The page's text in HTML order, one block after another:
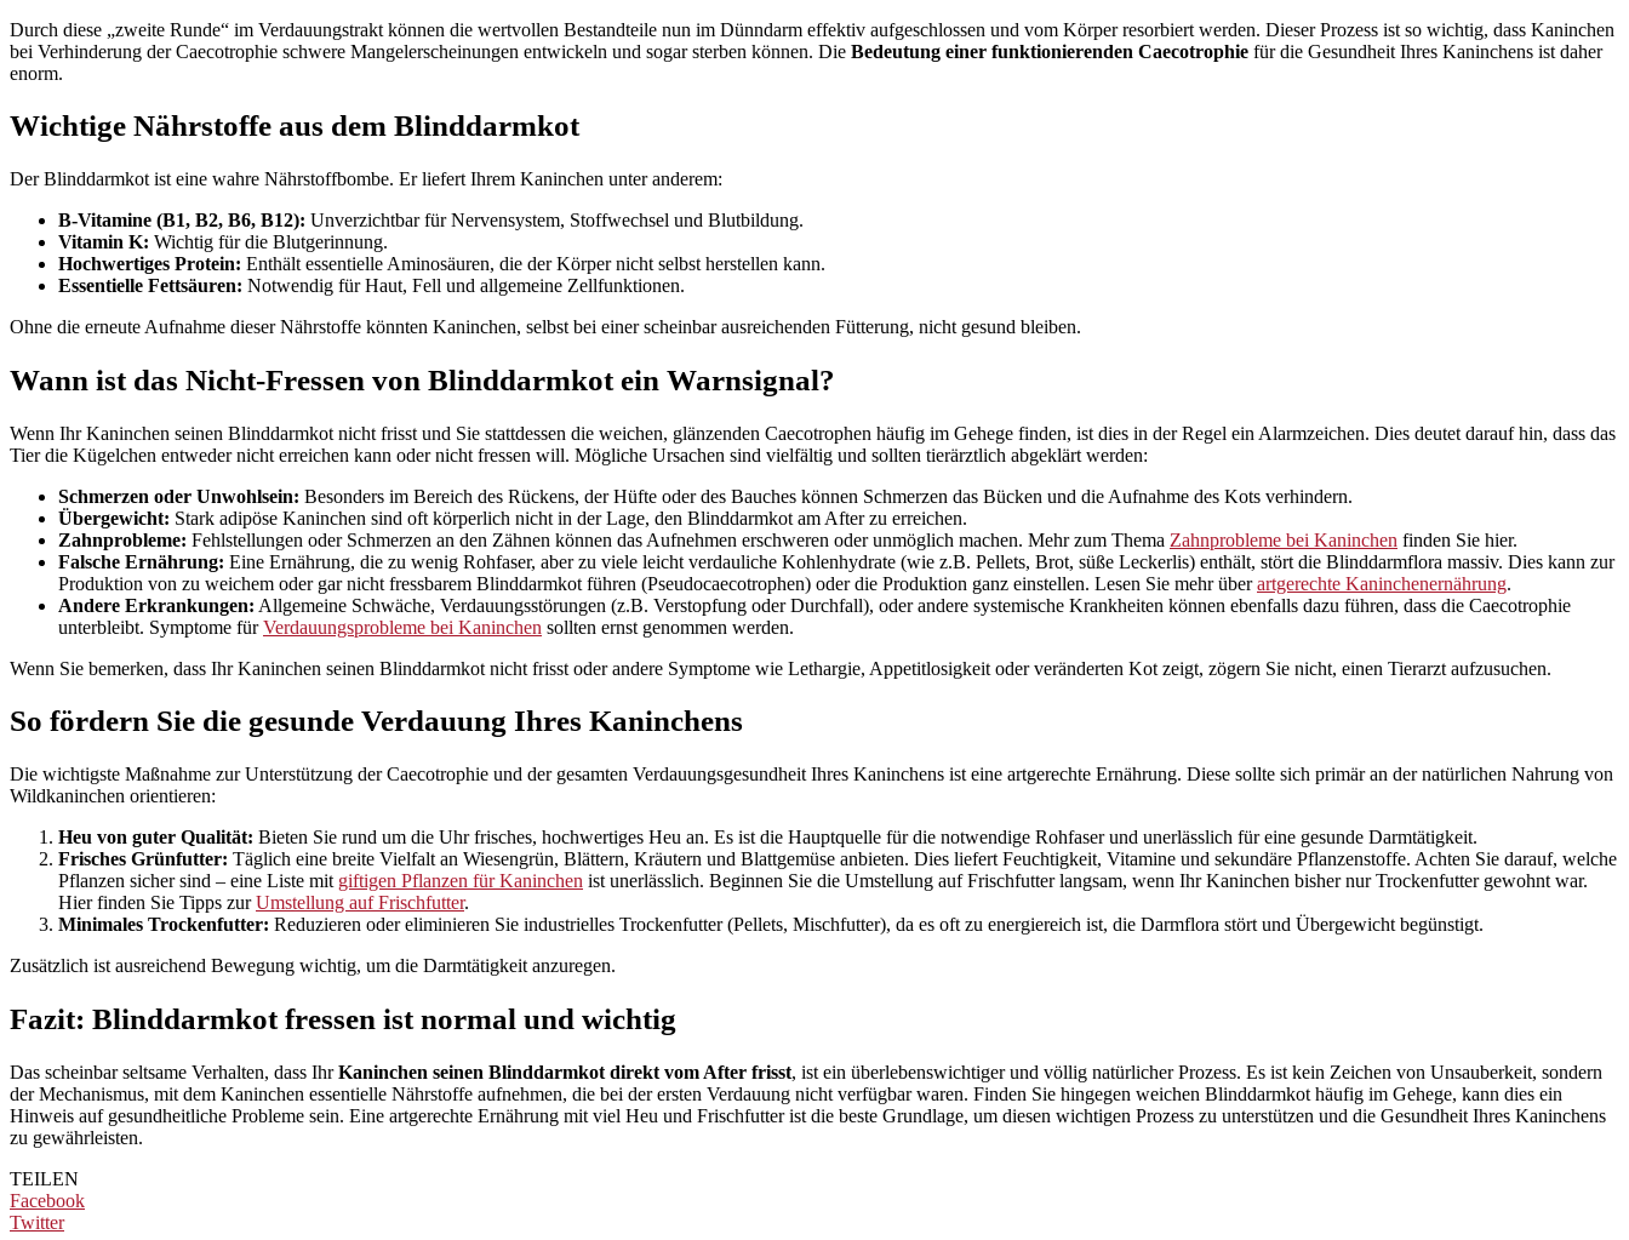
Durch diese „zweite Runde“ im Verdauungstrakt können die wertvollen Bestandteile nun im Dünndarm effektiv aufgeschlossen und vom Körper resorbiert werden. Dieser Prozess ist so wichtig, dass Kaninchen
bei Verhinderung der Caecotrophie schwere Mangelerscheinungen entwickeln und sogar sterben können. Die Bedeutung einer funktionierenden Caecotrophie für die Gesundheit Ihres Kaninchens ist daher
enorm.
Wichtige Nährstoffe aus dem Blinddarmkot
Der Blinddarmkot ist eine wahre Nährstoffbombe. Er liefert Ihrem Kaninchen unter anderem:
B-Vitamine (B1, B2, B6, B12): Unverzichtbar für Nervensystem, Stoffwechsel und Blutbildung.
Vitamin K: Wichtig für die Blutgerinnung.
Hochwertiges Protein: Enthält essentielle Aminosäuren, die der Körper nicht selbst herstellen kann.
Essentielle Fettsäuren: Notwendig für Haut, Fell und allgemeine Zellfunktionen.
Ohne die erneute Aufnahme dieser Nährstoffe könnten Kaninchen, selbst bei einer scheinbar ausreichenden Fütterung, nicht gesund bleiben.
Wann ist das Nicht-Fressen von Blinddarmkot ein Warnsignal?
Wenn Ihr Kaninchen seinen Blinddarmkot nicht frisst und Sie stattdessen die weichen, glänzenden Caecotrophen häufig im Gehege finden, ist dies in der Regel ein Alarmzeichen. Dies deutet darauf hin, dass das
Tier die Kügelchen entweder nicht erreichen kann oder nicht fressen will. Mögliche Ursachen sind vielfältig und sollten tierärztlich abgeklärt werden:
Schmerzen oder Unwohlsein: Besonders im Bereich des Rückens, der Hüfte oder des Bauches können Schmerzen das Bücken und die Aufnahme des Kots verhindern.
Übergewicht: Stark adipöse Kaninchen sind oft körperlich nicht in der Lage, den Blinddarmkot am After zu erreichen.
Zahnprobleme: Fehlstellungen oder Schmerzen an den Zähnen können das Aufnehmen erschweren oder unmöglich machen. Mehr zum Thema Zahnprobleme bei Kaninchen finden Sie hier.
Falsche Ernährung: Eine Ernährung, die zu wenig Rohfaser, aber zu viele leicht verdauliche Kohlenhydrate (wie z.B. Pellets, Brot, süße Leckerlis) enthält, stört die Blinddarmflora massiv. Dies kann zur
Produktion von zu weichem oder gar nicht fressbarem Blinddarmkot führen (Pseudocaecotrophen) oder die Produktion ganz einstellen. Lesen Sie mehr überartgerechte Kaninchenernährung.
Andere Erkrankungen: Allgemeine Schwäche, Verdauungsstörungen (z.B. Verstopfung oder Durchfall), oder andere systemische Krankheiten können ebenfalls dazu führen, dass die Caecotrophie
unterbleibt. Symptome fürVerdauungsprobleme bei Kaninchen sollten ernst genommen werden.
Wenn Sie bemerken, dass Ihr Kaninchen seinen Blinddarmkot nicht frisst oder andere Symptome wie Lethargie, Appetitlosigkeit oder veränderten Kot zeigt, zögern Sie nicht, einen Tierarzt aufzusuchen.
So fördern Sie die gesunde Verdauung Ihres Kaninchens
Die wichtigste Maßnahme zur Unterstützung der Caecotrophie und der gesamten Verdauungsgesundheit Ihres Kaninchens ist eine artgerechte Ernährung. Diese sollte sich primär an der natürlichen Nahrung von
Wildkaninchen orientieren:
Heu von guter Qualität: Bieten Sie rund um die Uhr frisches, hochwertiges Heu an. Es ist die Hauptquelle für die notwendige Rohfaser und unerlässlich für eine gesunde Darmtätigkeit.
Frisches Grünfutter: Täglich eine breite Vielfalt an Wiesengrün, Blättern, Kräutern und Blattgemüse anbieten. Dies liefert Feuchtigkeit, Vitamine und sekundäre Pflanzenstoffe. Achten Sie darauf, welche
Pflanzen sicher sind – eine Liste mit giftigen Pflanzen für Kaninchen ist unerlässlich. Beginnen Sie die Umstellung auf Frischfutter langsam, wenn Ihr Kaninchen bisher nur Trockenfutter gewohnt war.
Hier finden Sie Tipps zurUmstellung auf Frischfutter.
Minimales Trockenfutter: Reduzieren oder eliminieren Sie industrielles Trockenfutter (Pellets, Mischfutter), da es oft zu energiereich ist, die Darmflora stört und Übergewicht begünstigt.
Zusätzlich ist ausreichend Bewegung wichtig, um die Darmtätigkeit anzuregen.
Fazit: Blinddarmkot fressen ist normal und wichtig
Das scheinbar seltsame Verhalten, dass IhrKaninchen seinen Blinddarmkot direkt vom After frisst, ist ein überlebenswichtiger und völlig natürlicher Prozess. Es ist kein Zeichen von Unsauberkeit, sondern
der Mechanismus, mit dem Kaninchen essentielle Nährstoffe aufnehmen, die bei der ersten Verdauung nicht verfügbar waren. Finden Sie hingegen weichen Blinddarmkot häufig im Gehege, kann dies ein
Hinweis auf gesundheitliche Probleme sein. Eine artgerechte Ernährung mit viel Heu und Frischfutter ist die beste Grundlage, um diesen wichtigen Prozess zu unterstützen und die Gesundheit Ihres Kaninchens
zu gewährleisten.
TEILEN
Facebook
Twitter